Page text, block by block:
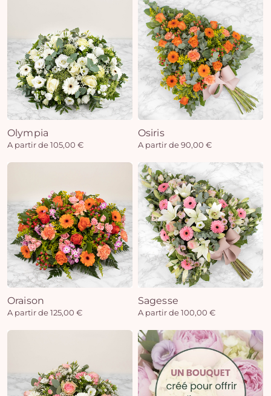
Olympia
A partir de 105,00 €
Osiris
A partir de 90,00 €
Oraison
A partir de 125,00 €
Sagesse
A partir de 100,00 €